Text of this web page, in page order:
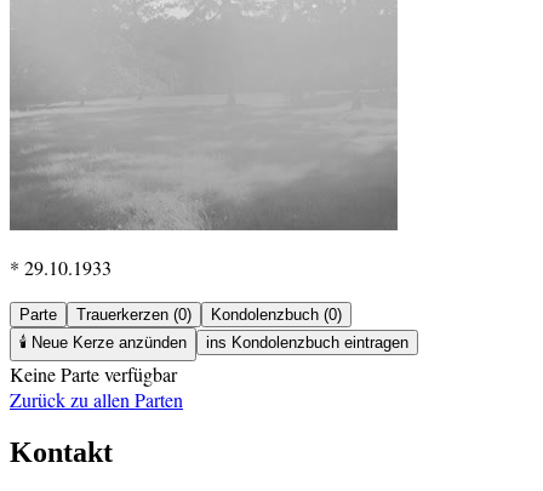
* 29.10.1933
Parte Trauerkerzen (0)
Kondolenzbuch (0)
🕯️ Neue Kerze anzünden ins Kondolenzbuch eintragen
Keine Parte verfügbar
Zurück zu allen Parten
Kontakt